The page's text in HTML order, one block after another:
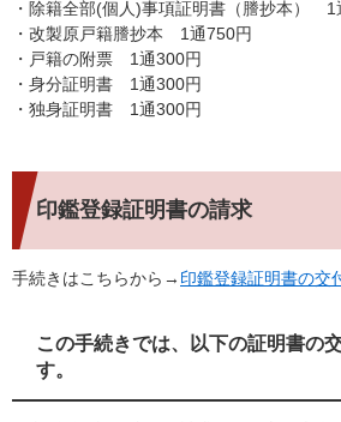
・除籍全部(個人)事項証明書（謄抄本） 1
・改製原戸籍謄抄本 1通750円
・戸籍の附票 1通300円
・身分証明書 1通300円
・独身証明書 1通300円
印鑑登録証明書の請求
手続きはこちらから→ 印鑑登録証明書の交
この手続きでは、以下の証明書の
す。